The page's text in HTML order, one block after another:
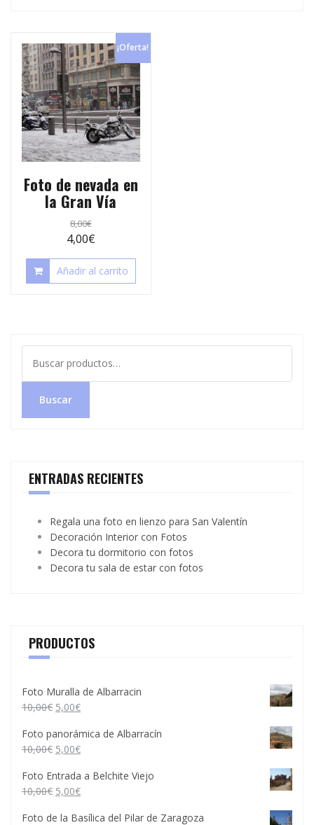
¡Oferta!
Foto de nevada en
la Gran Vía
8,00€
4,00€
Añadir al carrito
por:
Buscar
ENTRADAS RECIENTES
Regala una foto en lienzo para San Valentín
Decoración Interior con Fotos
Decora tu dormitorio con fotos
Decora tu sala de estar con fotos
PRODUCTOS
Foto Muralla de Albarracin
10,00€ 5,00€
Foto panorámica de Albarracín
10,00€ 5,00€
Foto Entrada a Belchite Viejo
10,00€ 5,00€
Foto de la Basílica del Pilar de Zaragoza